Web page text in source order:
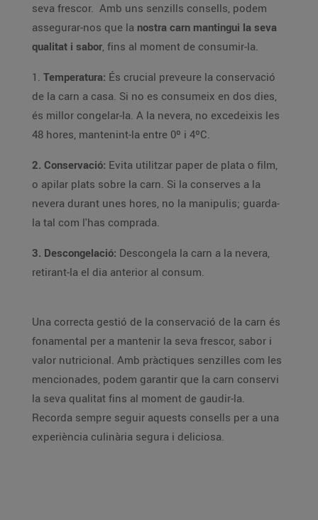
seva frescor. Amb uns senzills consells, podem
assegurar-nos que la nostra carn mantingui la seva
qualitat i sabor, fins al moment de consumir-la.
1. Temperatura: És crucial preveure la conservació
de la carn a casa. Si no es consumeix en dos dies,
és millor congelar-la. A la nevera, no excedeixis les
48 hores, mantenint-la entre 0º i 4ºC.
2. Conservació: Evita utilitzar paper de plata o film,
o apilar plats sobre la carn. Si la conserves a la
nevera durant unes hores, no la manipulis; guarda-
la tal com l'has comprada.
3. Descongelació: Descongela la carn a la nevera,
retirant-la el dia anterior al consum.
Una correcta gestió de la conservació de la carn és
fonamental per a mantenir la seva frescor, sabor i
valor nutricional. Amb pràctiques senzilles com les
mencionades, podem garantir que la carn conservi
la seva qualitat fins al moment de gaudir-la.
Recorda sempre seguir aquests consells per a una
experiència culinària segura i deliciosa.